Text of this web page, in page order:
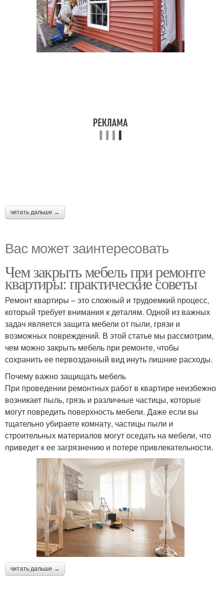
читать дальше →
Вас может заинтересовать
Чем закрыть мебель при ремонте
квартиры: практические советы
Ремонт квартиры – это сложный и трудоемкий процесс,
который требует внимания к деталям. Одной из важных
задач является защита мебели от пыли, грязи и
возможных повреждений. В этой статье мы рассмотрим,
чем можно закрыть мебель при ремонте, чтобы
сохранить ее первозданный вид инуть лишние расходы.
Почему важно защищать мебель
При проведении ремонтных работ в квартире неизбежно
возникает пыль, грязь и различные частицы, которые
могут повредить поверхность мебели. Даже если вы
тщательно убираете комнату, частицы пыли и
строительных материалов могут оседать на мебели, что
приведет к ее загрязнению и потере привлекательности.
читать дальше →